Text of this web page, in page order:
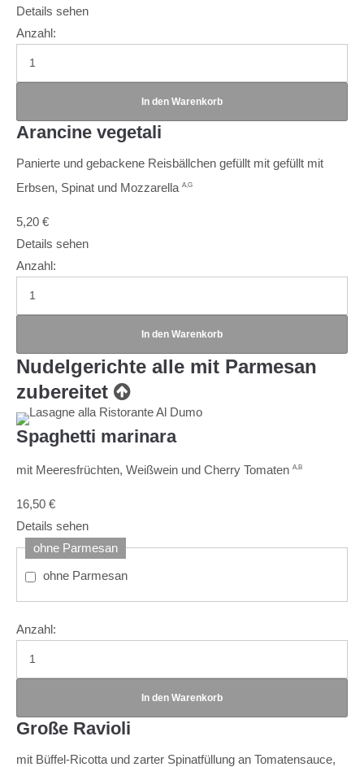
Details sehen
Anzahl:
Arancine vegetali
Panierte und gebackene Reisbällchen gefüllt mit gefüllt mit
Erbsen, Spinat und Mozzarella A,G
5,20 €
Details sehen
Anzahl:
Nudelgerichte alle mit Parmesan
zubereitet
Spaghetti marinara
mit Meeresfrüchten, Weißwein und Cherry Tomaten A,B
16,50 €
Details sehen
ohne Parmesan
ohne Parmesan
Anzahl:
Große Ravioli
mit Büffel-Ricotta und zarter Spinatfüllung an Tomatensauce,